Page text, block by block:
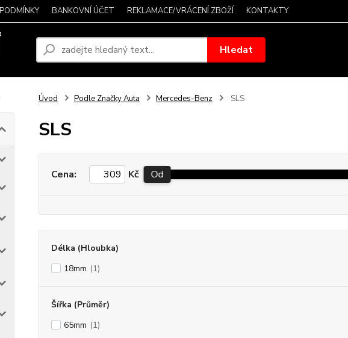
BANKOVNÍ ÚČET REKLAMACE/VRÁCENÍ ZBOŽÍ KONTAKTY
Hledat
Úvod Podle Značky Auta Mercedes-Benz SLS
SLS
Cena: Kč Od
Délka (Hloubka)
18mm (1)
Šířka (Průměr)
65mm (1)